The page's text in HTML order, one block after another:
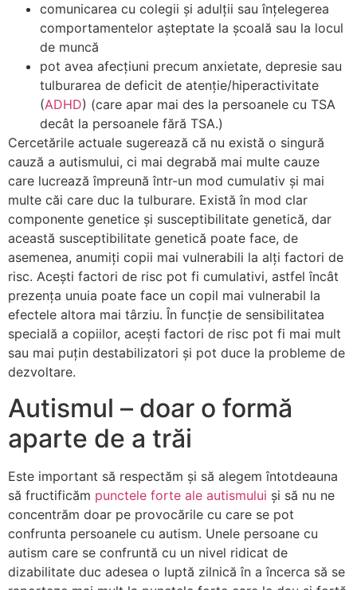
comunicarea cu colegii și adulții sau înțelegerea
comportamentelor așteptate la școală sau la locul
de muncă
pot avea afecțiuni precum anxietate, depresie sau
tulburarea de deficit de atenție/hiperactivitate
(ADHD) (care apar mai des la persoanele cu TSA
decât la persoanele fără TSA.)
Cercetările actuale sugerează că nu există o singură
cauză a autismului, ci mai degrabă mai multe cauze
care lucrează împreună într-un mod cumulativ și mai
multe căi care duc la tulburare. Există în mod clar
componente genetice și susceptibilitate genetică, dar
această susceptibilitate genetică poate face, de
asemenea, anumiți copii mai vulnerabili la alți factori de
risc. Acești factori de risc pot fi cumulativi, astfel încât
prezența unuia poate face un copil mai vulnerabil la
efectele altora mai târziu. În funcție de sensibilitatea
specială a copiilor, acești factori de risc pot fi mai mult
sau mai puțin destabilizatori și pot duce la probleme de
dezvoltare.
Autismul – doar o formă
aparte de a trăi
Este important să respectăm și să alegem întotdeauna
să fructificăm punctele forte ale autismului și să nu ne
concentrăm doar pe provocările cu care se pot
confrunta persoanele cu autism. Unele persoane cu
autism care se confruntă cu un nivel ridicat de
dizabilitate duc adesea o luptă zilnică în a încerca să se